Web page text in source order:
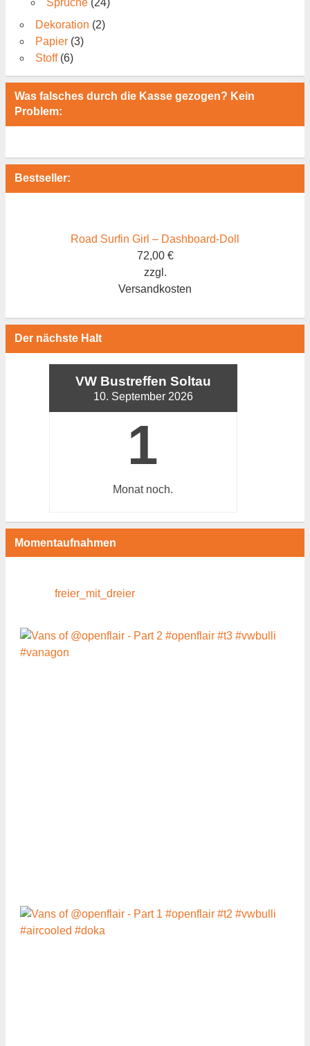
Dekoration (2)
Papier (3)
Stoff (6)
Was falsches durch die Kasse gezogen? Kein
Problem:
Bestseller:
Road Surfin Girl – Dashboard-Doll
72,00 €
zzgl.
Versandkosten
Der nächste Halt
VW Bustreffen Soltau
10. September 2026
1
Monatnoch.
Momentaufnahmen
freier_mit_dreier